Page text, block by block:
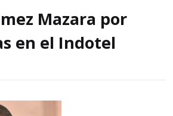
Mazara por
en el Indotel